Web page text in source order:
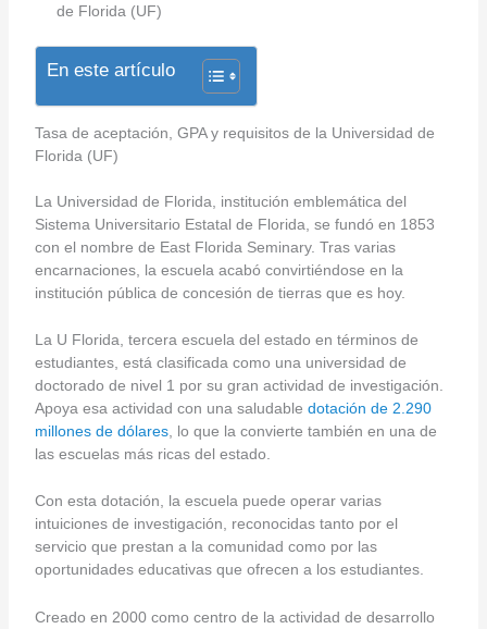
de Florida (UF)
En este artículo
Tasa de aceptación, GPA y requisitos de la Universidad de
Florida (UF)
La Universidad de Florida, institución emblemática del
Sistema Universitario Estatal de Florida, se fundó en 1853
con el nombre de East Florida Seminary. Tras varias
encarnaciones, la escuela acabó convirtiéndose en la
institución pública de concesión de tierras que es hoy.
La U Florida, tercera escuela del estado en términos de
estudiantes, está clasificada como una universidad de
doctorado de nivel 1 por su gran actividad de investigación.
Apoya esa actividad con una saludable dotación de 2.290
millones de dólares, lo que la convierte también en una de
las escuelas más ricas del estado.
Con esta dotación, la escuela puede operar varias
intuiciones de investigación, reconocidas tanto por el
servicio que prestan a la comunidad como por las
oportunidades educativas que ofrecen a los estudiantes.
Creado en 2000 como centro de la actividad de desarrollo